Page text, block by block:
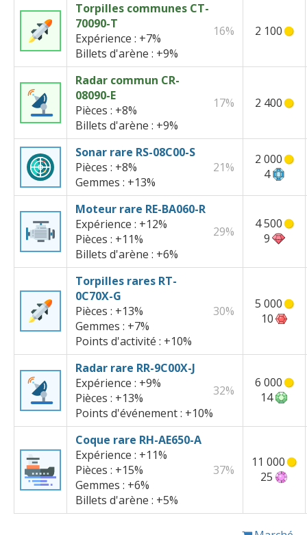
Torpilles communes CT-
70090-T
Expérience : +7%
Billets d'arène : +9%
16% 2 100
Radar commun CR-
08090-E
Pièces : +8%
Billets d'arène : +9%
17% 2 400
Sonar rare RS-08C00-S
Pièces : +8%
Gemmes : +13%
21%
2 000
4
Moteur rare RE-BA060-R
Expérience : +12%
Pièces : +11%
Billets d'arène : +6%
29%
4 500
9
Torpilles rares RT-
0C70X-G
Pièces : +13%
Gemmes : +7%
Points d'activité : +10%
30%
5 000
10
Radar rare RR-9C00X-J
Expérience : +9%
Pièces : +13%
Points d'événement : +10%
32%
6 000
14
Coque rare RH-AE650-A
Expérience : +11%
Pièces : +15%
Gemmes : +6%
Billets d'arène : +5%
37%
11 000
25